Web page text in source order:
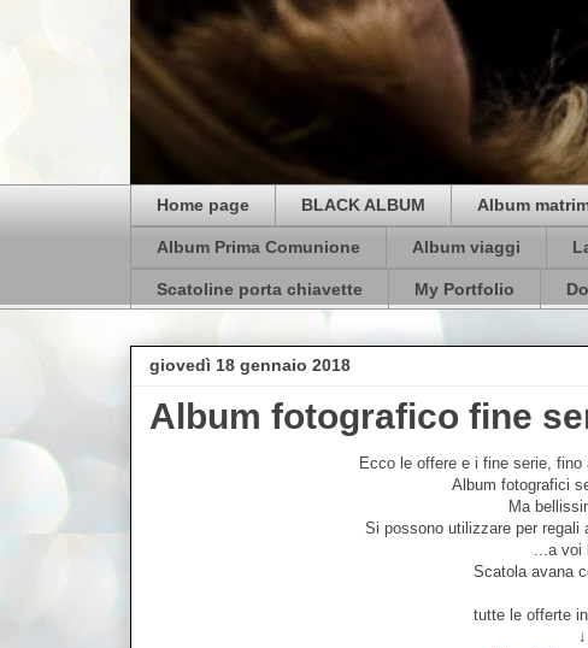
Home page BLACK ALBUM Album
Album Prima Comunione Album viaggi
Scatoline porta chiavette My Portfolio
giovedì 18 gennaio 2018
Album fotografico fine
Ecco le offere e i fine serie,
Album fotografici
Ma
Si possono utilizzare per regali
...a voi
Scatola avana
tutte le offerte